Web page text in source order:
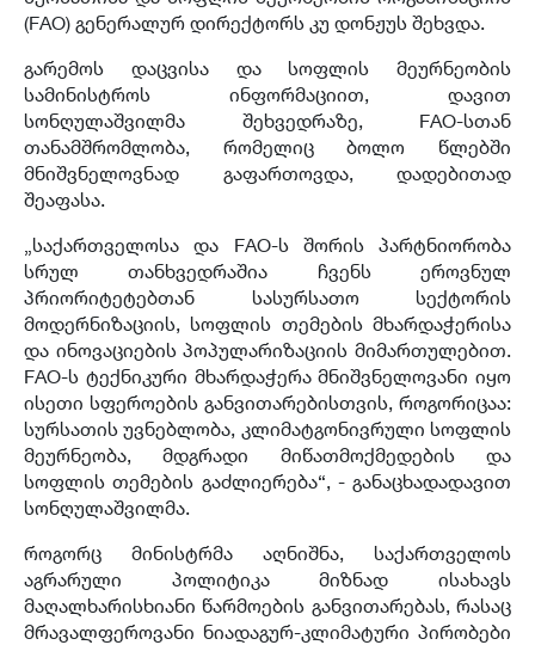
(FAO) გენერალურ დირექტორს კუ დონჟუს შეხვდა.
გარემოს დაცვისა და სოფლის მეურნეობის
სამინისტროს ინფორმაციით, დავით
სონღულაშვილმა შეხვედრაზე, FAO-სთან
თანამშრომლობა, რომელიც ბოლო წლებში
მნიშვნელოვნად გაფართოვდა, დადებითად
შეაფასა.
„საქართველოსა და FAO-ს შორის პარტნიორობა
სრულ თანხვედრაშია ჩვენს ეროვნულ
პრიორიტეტებთან სასურსათო სექტორის
მოდერნიზაციის, სოფლის თემების მხარდაჭერისა
და ინოვაციების პოპულარიზაციის მიმართულებით.
FAO-ს ტექნიკური მხარდაჭერა მნიშვნელოვანი იყო
ისეთი სფეროების განვითარებისთვის, როგორიცაა:
სურსათის უვნებლობა, კლიმატგონივრული სოფლის
მეურნეობა, მდგრადი მიწათმოქმედების და
სოფლის თემების გაძლიერება“, - განაცხადადავით
სონღულაშვილმა.
როგორც მინისტრმა აღნიშნა, საქართველოს
აგრარული პოლიტიკა მიზნად ისახავს
მაღალხარისხიანი წარმოების განვითარებას, რასაც
მრავალფეროვანი ნიადაგურ-კლიმატური პირობები